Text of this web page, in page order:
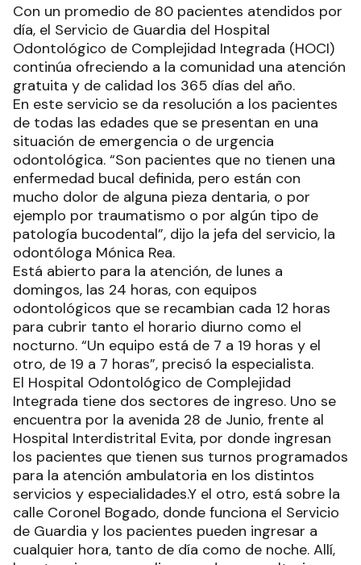
Con un promedio de 80 pacientes atendidos por
día, el Servicio de Guardia del Hospital
Odontológico de Complejidad Integrada (HOCI)
continúa ofreciendo a la comunidad una atención
gratuita y de calidad los 365 días del año.
En este servicio se da resolución a los pacientes
de todas las edades que se presentan en una
situación de emergencia o de urgencia
odontológica. “Son pacientes que no tienen una
enfermedad bucal definida, pero están con
mucho dolor de alguna pieza dentaria, o por
ejemplo por traumatismo o por algún tipo de
patología bucodental”, dijo la jefa del servicio, la
odontóloga Mónica Rea.
Está abierto para la atención, de lunes a
domingos, las 24 horas, con equipos
odontológicos que se recambian cada 12 horas
para cubrir tanto el horario diurno como el
nocturno. “Un equipo está de 7 a 19 horas y el
otro, de 19 a 7 horas”, precisó la especialista.
El Hospital Odontológico de Complejidad
Integrada tiene dos sectores de ingreso. Uno se
encuentra por la avenida 28 de Junio, frente al
Hospital Interdistrital Evita, por donde ingresan
los pacientes que tienen sus turnos programados
para la atención ambulatoria en los distintos
servicios y especialidades.Y el otro, está sobre la
calle Coronel Bogado, donde funciona el Servicio
de Guardia y los pacientes pueden ingresar a
cualquier hora, tanto de día como de noche. Allí,